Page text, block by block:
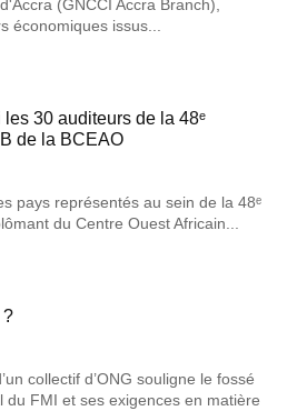
(GNCCI Accra Branch),
économiques issus...
30 auditeurs de la 48ᵉ
de la BCEAO
pays représentés au sein de la 48ᵉ
du Centre Ouest Africain...
?
collectif d’ONG souligne le fossé
du FMI et ses exigences en matière